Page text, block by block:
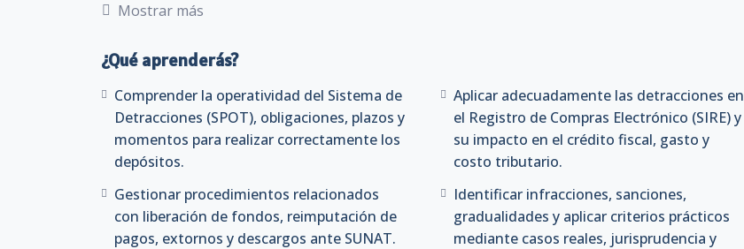
obligaciones de los sujetos involucrados y el correcto registro de las operaciones mediante el
Asimismo, se analizará la relación entre las detracciones y el uso del crédito fiscal, así como los
procedimientos de liberación de fondos, reimputación de pagos y extornos de montos
ingresados como recaudación.
Descargar Brochure
DOCENTE ESPECIALIZADO
Mostrar más
¿Qué aprenderás?
Comprender la operatividad del Sistema de
Detracciones (SPOT), obligaciones, plazos y
momentos para realizar correctamente los
depósitos.
Aplicar adecuadamente las detracciones en
el Registro de Compras Electrónico (SIRE) y
su impacto en el crédito fiscal, gasto y
costo tributario.
Gestionar procedimientos relacionados
con liberación de fondos, reimputación de
pagos, extornos y descargos ante SUNAT.
Identificar infracciones, sanciones,
gradualidades y aplicar criterios prácticos
mediante casos reales, jurisprudencia y